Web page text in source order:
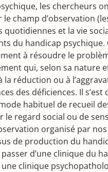
les chercheurs
le champ d’observation
quotidiennes et la vie
du handicap psychique.
à résoudre le
qui, selon sa nature
la réduction ou à
des déficiences. Il s’est
habituel de recueil
le regard social ou de
organisé par
de production du
d’une clinique du
clinique